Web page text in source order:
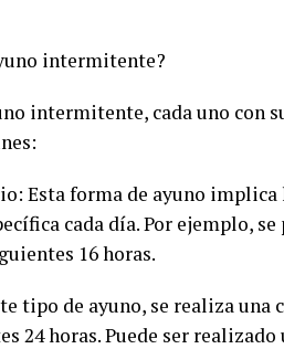
intermitente?
intermitente, cada uno con
Esta forma de ayuno
cada día. Por ejemplo,
16 horas.
tipo de ayuno, se realiza
24 horas. Puede ser